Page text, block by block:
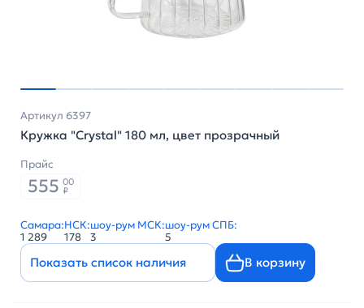
Артикул 6397
Кружка "Crystal" 180 мл, цвет прозрачный
Прайс
555 00
₽
Самара:
1 289
НСК:
178
шоу-рум МСК:
3
шоу-рум СПБ:
5
Показать список наличия В корзину